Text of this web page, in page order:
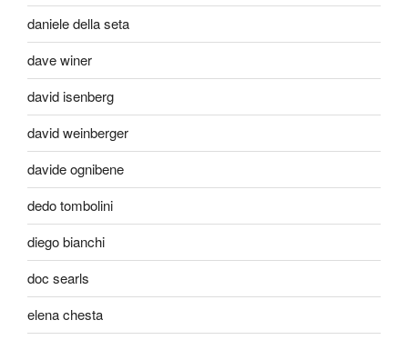
daniele della seta
dave winer
david isenberg
david weinberger
davide ognibene
dedo tombolini
diego bianchi
doc searls
elena chesta